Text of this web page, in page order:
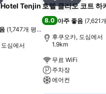
Tenjin
(1,747개 평점
심에서
호텔 클리오 코트 하
8.0 아주 좋음 (7,621
후쿠오카, 도심에서
1.9km
무료 WiFi
주차장
에어컨